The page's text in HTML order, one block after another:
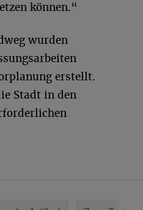
können.“
wurden
erstellt.
Stadt in den